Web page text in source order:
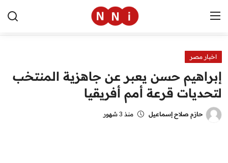
الرئيسية
اخبار مصر
العالم
اخبار مصر
إبراهيم حسن يعبر عن جاهزية المنتخب
لتحديات قرعة أمم أفريقيا
حازم صلاح إسماعيل منذ 3 شهور